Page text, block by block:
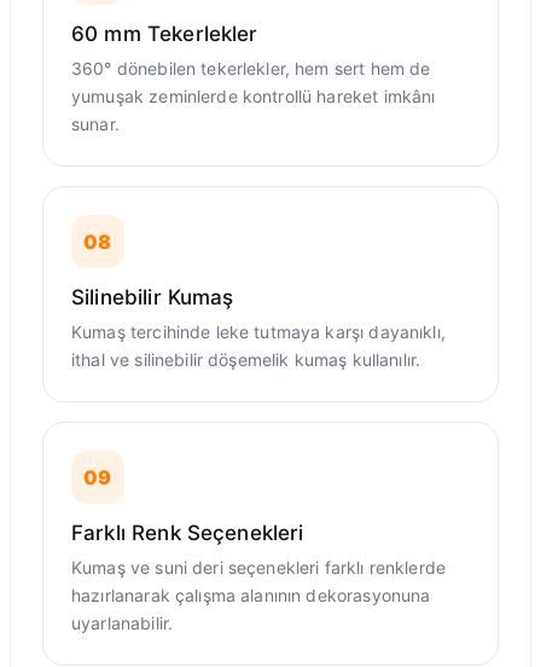
60 mm Tekerlekler
360° dönebilen tekerlekler, hem sert hem de
yumuşak zeminlerde kontrollü hareket imkânı
sunar.
08
Silinebilir Kumaş
Kumaş tercihinde leke tutmaya karşı dayanıklı,
ithal ve silinebilir döşemelik kumaş kullanılır.
09
Farklı Renk Seçenekleri
Kumaş ve suni deri seçenekleri farklı renklerde
hazırlanarak çalışma alanının dekorasyonuna
uyarlanabilir.